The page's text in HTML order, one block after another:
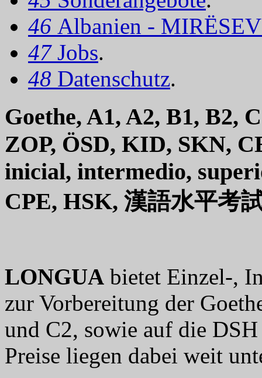
46 Albanien -
47 Jobs.
48 Datenschutz.
Goethe, A1, A2, B1, B2,
ZOP, ÖSD, KID, SKN,
inicial, intermedio,
CPE, HSK, 漢語水平考
LONGUA bietet Einzel-,
zur Vorbereitung der
und C2, sowie auf die
Preise liegen dabei weit